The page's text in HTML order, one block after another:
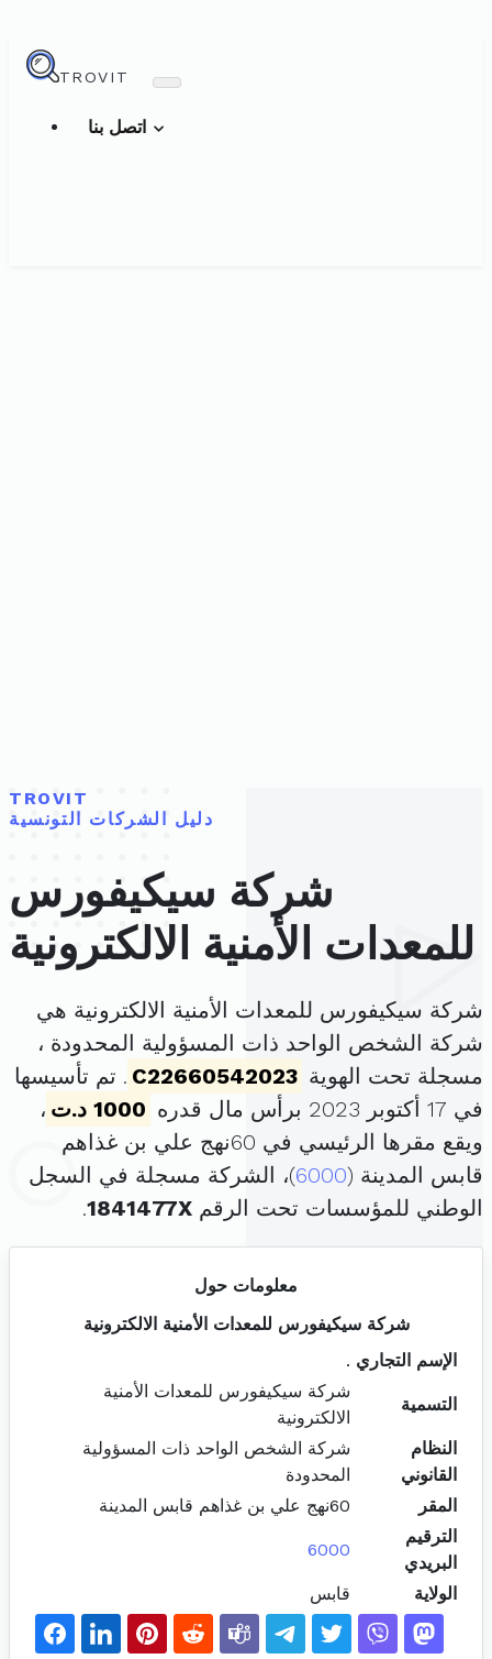
TROVIT
TROVIT
دليل الشركات التونسية
شركة سيكيفورس
للمعدات الأمنية الالكترونية
شركة سيكيفورس للمعدات الأمنية الالكترونية هي
شركة الشخص الواحد ذات المسؤولية المحدودة ،
مسجلة تحت الهوية C22660542023 . تم تأسيسها
في 17 أكتوبر 2023 برأس مال قدره
1000 د.ت
،
ويقع مقرها الرئيسي في 60نهج علي بن غذاهم
قابس المدينة (6000)، الشركة مسجلة في السجل
الوطني للمؤسسات تحت الرقم 1841477X
.
معلومات حول
شركة سيكيفورس للمعدات الأمنية الالكترونية
الإسم التجاري .
التسمية
شركة سيكيفورس للمعدات الأمنية
الالكترونية
النظام
القانوني
شركة الشخص الواحد ذات المسؤولية
المحدودة
المقر
60نهج علي بن غذاهم قابس المدينة
الترقيم
البريدي
6000
الولاية قابس